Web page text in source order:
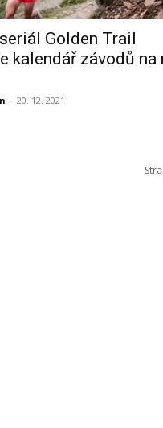
Golden Trail
kalendář závodů na
- 20. 12. 2021